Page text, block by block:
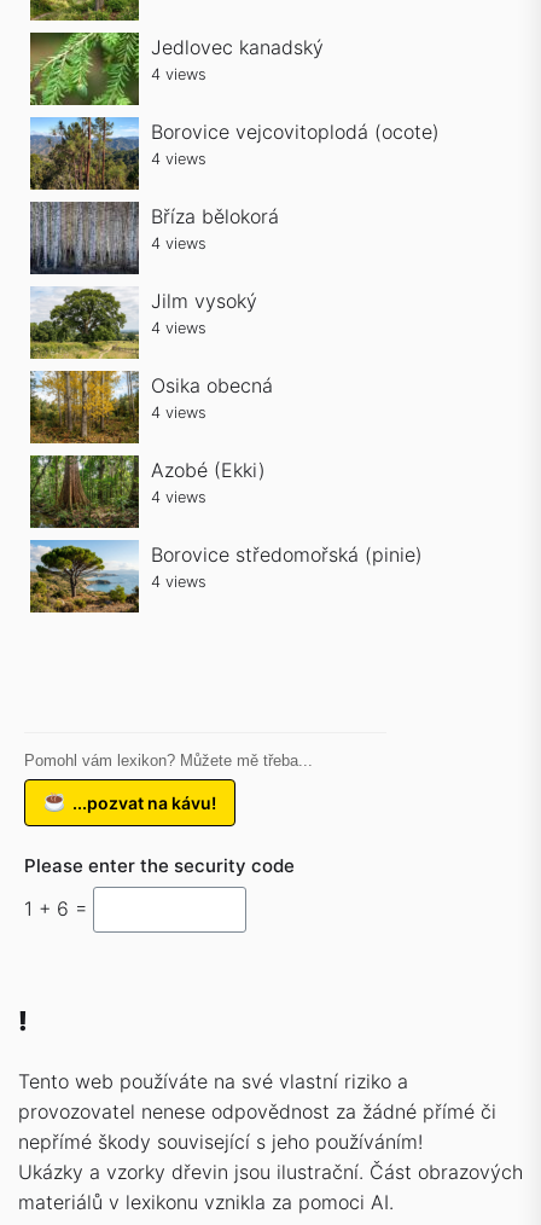
Jedlovec kanadský
4 views
Borovice vejcovitoplodá (ocote)
4 views
Bříza bělokorá
4 views
Jilm vysoký
4 views
Osika obecná
4 views
Azobé (Ekki)
4 views
Borovice středomořská (pinie)
4 views
Pomohl vám lexikon? Můžete mě třeba...
...pozvat na kávu!
Please enter the security code
1 + 6 =
!
Tento web používáte na své vlastní riziko a
provozovatel nenese odpovědnost za žádné přímé či
nepřímé škody související s jeho používáním!
Ukázky a vzorky dřevin jsou ilustrační. Část obrazových
materiálů v lexikonu vznikla za pomoci AI.